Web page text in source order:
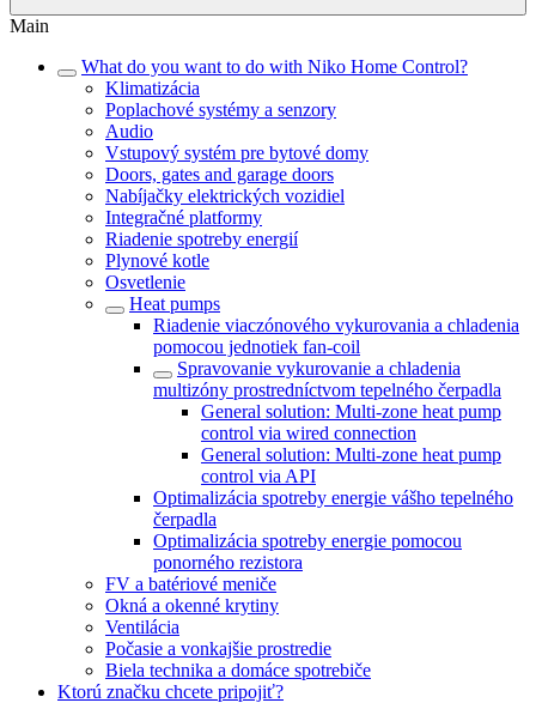
Main
What do you want to do with Niko Home Control?
Klimatizácia
Poplachové systémy a senzory
Audio
Vstupový systém pre bytové domy
Doors, gates and garage doors
Nabíjačky elektrických vozidiel
Integračné platformy
Riadenie spotreby energií
Plynové kotle
Osvetlenie
Heat pumps
Riadenie viaczónového vykurovania a chladenia
pomocou jednotiek fan-coil
Spravovanie vykurovanie a chladenia
multizóny prostredníctvom tepelného čerpadla
General solution: Multi-zone heat pump
control via wired connection
General solution: Multi-zone heat pump
control via API
Optimalizácia spotreby energie vášho tepelného
čerpadla
Optimalizácia spotreby energie pomocou
ponorného rezistora
FV a batériové meniče
Okná a okenné krytiny
Ventilácia
Počasie a vonkajšie prostredie
Biela technika a domáce spotrebiče
Ktorú značku chcete pripojiť?